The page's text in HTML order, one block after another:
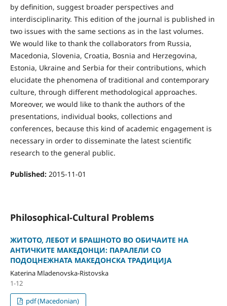
by definition, suggest broader perspectives and
interdisciplinarity. This edition of the journal is published in
two issues with the same sections as in the last volumes.
We would like to thank the collaborators from Russia,
Macedonia, Slovenia, Croatia, Bosnia and Herzegovina,
Estonia, Ukraine and Serbia for their contributions, which
elucidate the phenomena of traditional and contemporary
culture, through different methodological approaches.
Moreover, we would like to thank the authors of the
presentations, individual books, collections and
conferences, because this kind of academic engagement is
necessary in order to disseminate the latest scientific
research to the general public.
Published: 2015-11-01
Philosophical-Cultural Problems
ЖИТОТО, ЛЕБОТ И БРАШНОТО ВО ОБИЧАИТЕ НА
АНТИЧКИТЕ МАКЕДОНЦИ: ПАРАЛЕЛИ СО
ПОДОЦНЕЖНАТА МАКЕДОНСКА ТРАДИЦИЈА
Katerina Mladenovska-Ristovska
1-12
pdf (Macedonian)